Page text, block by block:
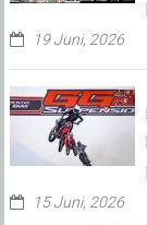
19 Juni, 2026
15 Juni, 2026